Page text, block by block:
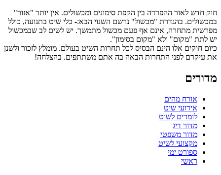
חוק חדש לאור ההפרדה בין הקפת סימונים ומכשולים. אין יותר "אזור"
במכשולים. בהגדרת "מכשול" נרשם השנוי הבא:- כלי שיט בתנועה, כולל
מפרשית מתחרה, אינם אף פעם מכשול מתמשך. יש לשים לב שבמכשול
יש לתת "מקום" ולא "מקום בסימון".
כיום חוקים אלו הינם הבסיס לכל תחרות השיט בעולם. מומלץ לזכור ולשנן
את עיקרם לפני התחרות הבאה בה אתם משתתפים. בהצלחה!
מדורים
אורח מהים
אירועי שיט
לומדים לשוט
מדור דיג
מדור משפטי
מקצועי לשיט
ספורט ימי
ראשי